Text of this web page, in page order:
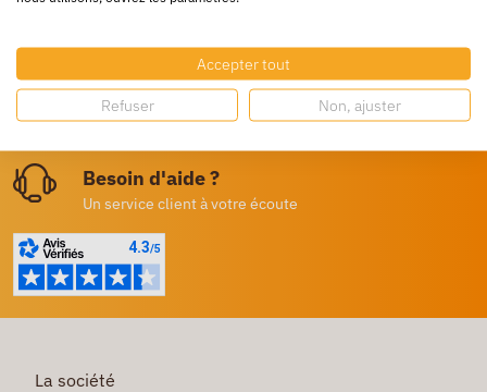
Dès 250€ HT d’achat
Destockage
Besoin d'aide ?
Un service client à votre écoute
La société
Accepter tout
Refuser Non, ajuster